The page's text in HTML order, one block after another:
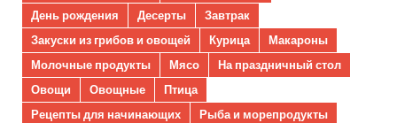
День рождения
Десерты
Завтрак
Закуски из грибов и овощей
Курица
Макароны
Молочные продукты
Мясо
На праздничный стол
Овощи
Овощные
Птица
Рецепты для начинающих
Рыба и морепродукты